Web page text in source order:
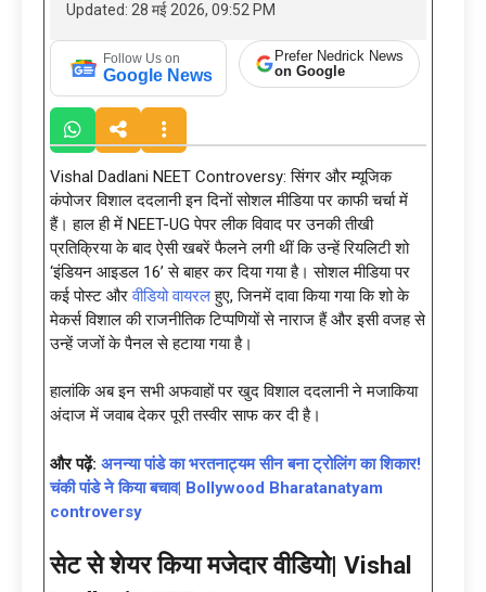
Updated: 28 मई 2026, 09:52 PM
Follow Us on
Google News
Prefer Nedrick News
on Google
Vishal Dadlani NEET Controversy: सिंगर और म्यूजिक
कंपोजर विशाल ददलानी इन दिनों सोशल मीडिया पर काफी चर्चा में
हैं। हाल ही में NEET-UG पेपर लीक विवाद पर उनकी तीखी
प्रतिक्रिया के बाद ऐसी खबरें फैलने लगी थीं कि उन्हें रियलिटी शो
‘इंडियन आइडल 16’ से बाहर कर दिया गया है। सोशल मीडिया पर
कई पोस्ट औरवीडियो वायरलहुए, जिनमें दावा किया गया कि शो के
मेकर्स विशाल की राजनीतिक टिप्पणियों से नाराज हैं और इसी वजह से
उन्हें जजों के पैनल से हटाया गया है।
हालांकि अब इन सभी अफवाहों पर खुद विशाल ददलानी ने मजाकिया
अंदाज में जवाब देकर पूरी तस्वीर साफ कर दी है।
और पढ़ें: अनन्या पांडे का भरतनाट्यम सीन बना ट्रोलिंग का शिकार!
चंकी पांडे ने किया बचाव| Bollywood Bharatanatyam
controversy
सेट से शेयर किया मजेदार वीडियो| Vishal